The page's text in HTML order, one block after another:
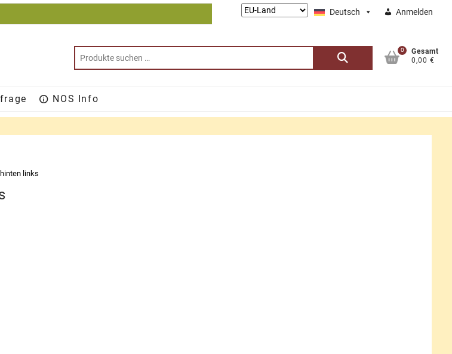
Deutsch Anmelden
Lieferung
Suchen
0
Gesamt
0,00 €
NOS Info
links